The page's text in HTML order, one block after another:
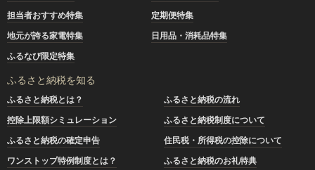
担当者おすすめ特集
定期便特集
地元が誇る家電特集
日用品・消耗品特集
ふるなび限定特集
ふるさと納税を知る
ふるさと納税とは？
ふるさと納税の流れ
控除上限額シミュレーション
ふるさと納税制度について
ふるさと納税の確定申告
住民税・所得税の控除について
ワンストップ特例制度とは？
ふるさと納税のお礼特典